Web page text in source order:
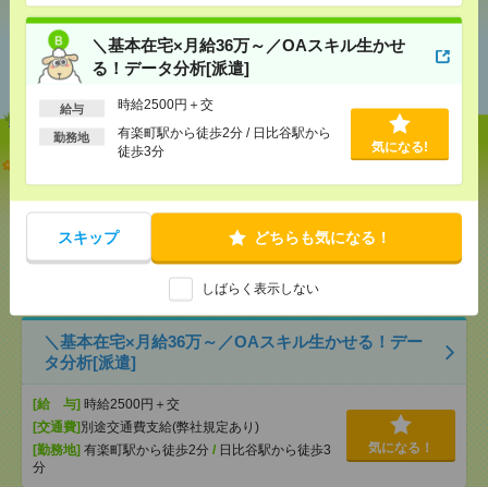
＼基本在宅×月給36万～／OAスキル生かせ
る！データ分析[派遣]
給与 時給2500円＋交
勤務地
有楽町駅から徒歩2分 / 日比谷駅から
徒歩3分
気になる!
スキップ どちらも気になる！
しばらく表示しない
あなたの閲覧履歴からの
おすすめ
【オープニング募集】おばあちゃんのお散歩付き添
いも仕事の1つ[派遣]
OK ■扶養内OK ■日収1万2000円以上
[交通費]交通費全額支給
北池袋駅/ …
気になる！
＼基本在宅×月給36万～／OAスキル生かせる！デー
タ分析[派遣]
[給 与] 時給2500円＋交
[交通費] 別途交通費支給(弊社規定あり)
[勤務地] 有楽町駅から徒歩2分 / 日比谷駅から徒歩3
分
気になる！